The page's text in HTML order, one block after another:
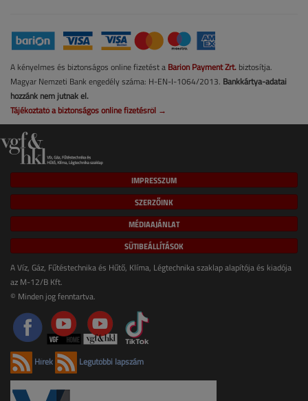
A kényelmes és biztonságos online fizetést a Barion Payment Zrt. biztosítja.
Magyar Nemzeti Bank engedély száma: H-EN-I-1064/2013. Bankkártya-adatai
hozzánk nem jutnak el.
Tájékoztató a biztonságos online fizetésről →
IMPRESSZUM
SZERZŐINK
MÉDIAAJÁNLAT
SÜTIBEÁLLÍTÁSOK
A Víz, Gáz, Fűtéstechnika és Hűtő, Klíma, Légtechnika szaklap alapítója és kiadója
az M-12/B Kft.
© Minden jog fenntartva.
Hírek Legutóbbi lapszám